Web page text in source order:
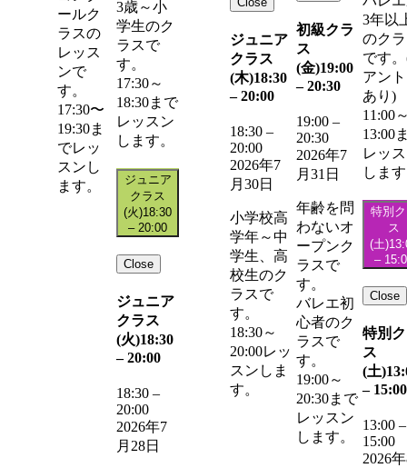
ールク
ラスの
レッス
ンで
す。
17:30〜
19:30ま
でレッ
スンし
ます。
3歳～小
学生のク
ラスで
す。
17:30～
18:30まで
レッスン
します。
ジュニア
クラス
(火)18:30
– 20:00
Close
ジュニア
クラス
(火)18:30
– 20:00
18:30 –
20:00
2026年7
月28日
ジュニア
クラス
(木)18:30
– 20:00
18:30 –
20:00
2026年7
月30日
小学校高
学年～中
学生、高
校生のク
ラスで
す。
18:30～
20:00レッ
スンしま
す。
初級クラ
ス
(金)19:00
– 20:30
19:00 –
20:30
2026年7
月31日
年齢を問
わないオ
ープンク
ラスで
す。
バレエ初
心者のク
ラスで
す。
19:00～
20:30まで
レッスン
します。
3年以
のク
です
アン
あり)
11:00
13:00
レッ
しま
特別
ス
(土)
–
Close
特別
ス
(土)
– 15:00
13:00 –
15:00
2026